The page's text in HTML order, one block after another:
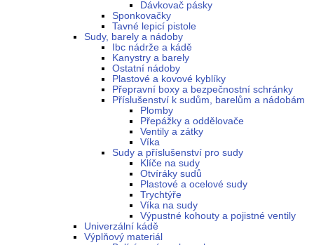
Dávkovač pásky
Sponkovačky
Tavné lepicí pistole
Sudy, barely a nádoby
Ibc nádrže a kádě
Kanystry a barely
Ostatní nádoby
Plastové a kovové kyblíky
Přepravní boxy a bezpečnostní schránky
Příslušenství k sudům, barelům a nádobám
Plomby
Přepážky a oddělovače
Ventily a zátky
Víka
Sudy a příslušenství pro sudy
Klíče na sudy
Otvíráky sudů
Plastové a ocelové sudy
Trychtýře
Víka na sudy
Výpustné kohouty a pojistné ventily
Univerzální kádě
Výplňový materiál